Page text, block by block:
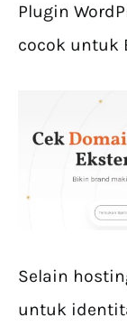
Plugin
cocok untuk
Selain
untuk